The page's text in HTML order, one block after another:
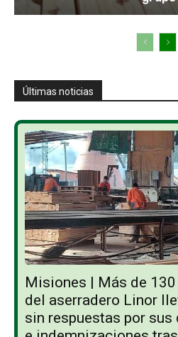
Últimas noticias
Misiones | Más de
del aserradero Linor
sin respuestas por